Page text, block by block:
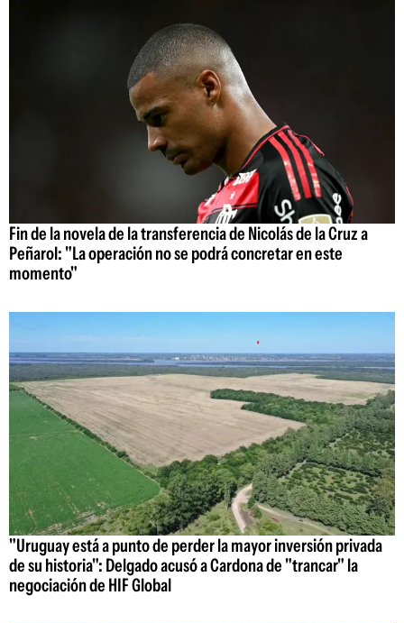
Fin de la novela de la transferencia de Nicolás de la Cruz a
Peñarol: "La operación no se podrá concretar en este
momento"
"Uruguay está a punto de perder la mayor inversión privada
de su historia": Delgado acusó a Cardona de "trancar" la
negociación de HIF Global